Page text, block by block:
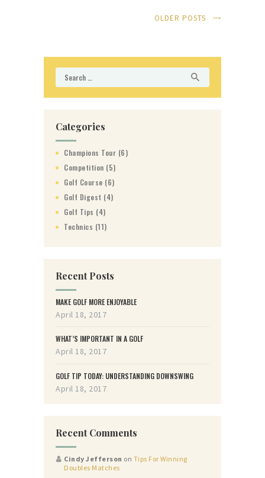
OLDER POSTS
Search
for:
Categories
Champions Tour (6)
Competition (5)
Golf Course (6)
Golf Digest (4)
Golf Tips (4)
Technics (11)
Recent Posts
MAKE GOLF MORE ENJOYABLE
April 18, 2017
WHAT’S IMPORTANT IN A GOLF
April 18, 2017
GOLF TIP TODAY: UNDERSTANDING DOWNSWING
April 18, 2017
Recent Comments
Cindy Jefferson on Tips For Winning
Doubles Matches